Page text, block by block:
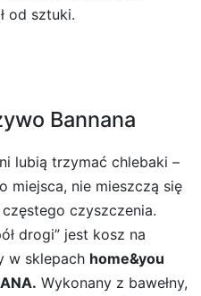
od sztuki.
Bannana
lubią trzymać chlebaki –
miejsca, nie mieszczą się
czyszczenia.
drogi” jest kosz na
w sklepach home&you
Wykonany z bawełny,